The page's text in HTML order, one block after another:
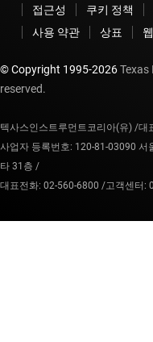
접근성 쿠키 정책
사용 약관
상표
© Copyright 1995-2026
reserved.
텍사스인스트루먼트코리아(유) /대
사업자 등록번호: 120-81-03090 서
타 31층 /
대표전화: 02-560-6800 /고객센터: